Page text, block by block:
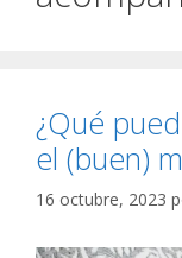
¿Qué
el (buen)
16 octubre, 2023